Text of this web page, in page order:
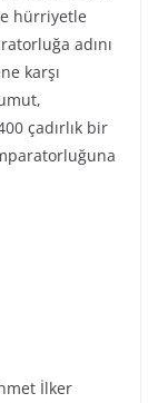
hürriyetle
adını
karşı
çadırlık bir
İlker